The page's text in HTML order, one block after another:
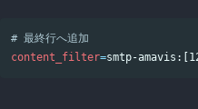
# 最終行へ追加
content_filter=